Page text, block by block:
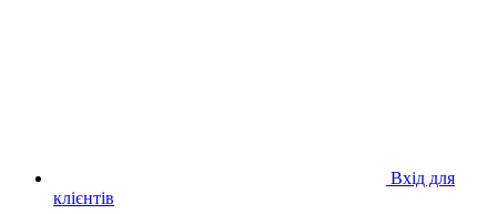
Вхід для
клієнтів